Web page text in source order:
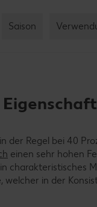
Saison
der Regel bei 40
einen sehr hohen
charakteristisches
welcher in der